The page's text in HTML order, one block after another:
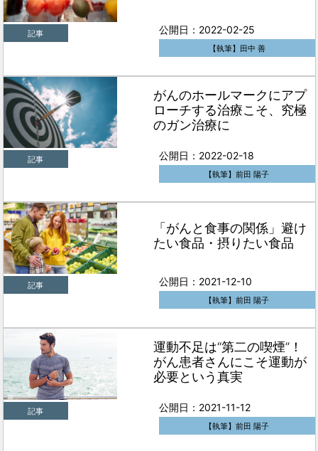
記事 公開日：2022-02-25
【執筆】田中 善
がんのホールマークにアプ
ローチする治療こそ、究極
のガン治療に
記事 公開日：2022-02-18
【執筆】前田 陽子
「がんと食事の関係」避け
たい食品・摂りたい食品
記事 公開日：2021-12-10
【執筆】前田 陽子
運動不足は“第二の喫煙”！
がん患者さんにこそ運動が
必要という真実
記事 公開日：2021-11-12
【執筆】前田 陽子